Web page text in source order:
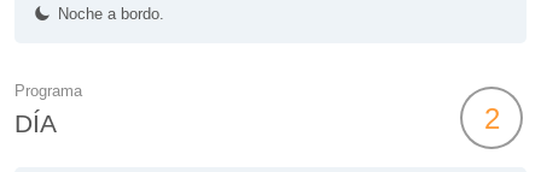
Noche a bordo.
Programa
DÍA 2